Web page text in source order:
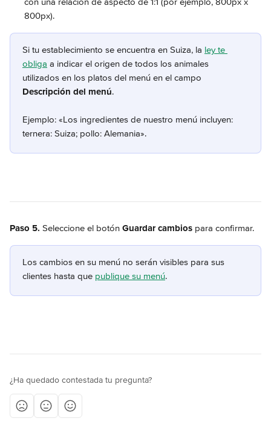
800px).
Si tu establecimiento se encuentra en Suiza, la ley te
obliga a indicar el origen de todos los animales
utilizados en los platos del menú en el campo
Descripción del menú.
Ejemplo: «Los ingredientes de nuestro menú incluyen:
ternera: Suiza; pollo: Alemania».
Paso 5. Seleccione el botón Guardar cambios para confirmar.
Los cambios en su menú no serán visibles para sus
clientes hasta que publique su menú.
¿Ha quedado contestada tu pregunta?